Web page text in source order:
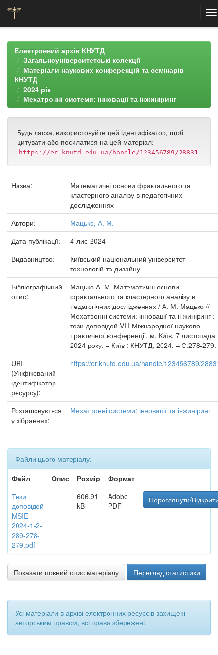
navigationЕлектронний архів КНУТД
Загальноуніверситетські колекції
Матеріали наукових конференцій та семінарів
КНУТД
2024 рік
Мехатронні системи: інновації та інжиніринг
Будь ласка, використовуйте цей ідентифікатор, щоб
цитувати або посилатися на цей матеріал:
https://er.knutd.edu.ua/handle/123456789/28831
Назва:
Математичні основи фрактального та
кластерного аналізу в педагогічних
дослідженнях
Автори:
Мацько, А. М.
Дата публікації:
4-лис-2024
Видавництво:
Київський національний університет
технологій та дизайну
Бібліографічний
опис:
Мацько А. М. Математичні основи
фрактального та кластерного аналізу в
педагогічних дослідженнях / А. М. Мацько //
Мехатронні системи: інновації та інжиніринг :
тези доповідей VIII Міжнародної науково-
практичної конференції, м. Київ, 7 листопада
2024 року. – Київ : КНУТД, 2024. – С.278-279.
URI
(Уніфікований
ідентифікатор
ресурсу):
https://er.knutd.edu.ua/handle/123456789/
Розташовується
у зібраннях:
Мехатронні системи: інновації та інжиніринг
Файли цього матеріалу:
Файл
Опис Розмір
Формат
Тези
доповідей
MSIE
2024-1-2-
289-278-
279.pdf
606,91
kB
Adobe
PDF
Переглянути/
Показати повний опис матеріалу Перегляд статистики
Усі матеріали в архіві електронних ресурсів захищені
авторським правом, всі права збережені.